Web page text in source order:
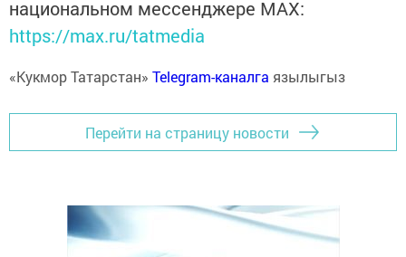
национальном мессенджере MАХ:
https://max.ru/tatmedia
«Кукмор Татарстан» Telegram-каналга язылыгыз
Перейти на страницу новости